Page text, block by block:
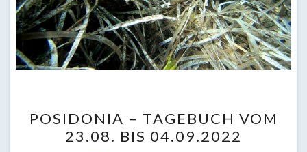
–
TAGEBUCH
POSIDONIA – TAGEBUCH VOM
23.08. BIS 04.09.2022